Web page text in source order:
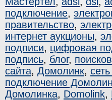
подключение,
правительство,
интернет аукционы,
подписи, цифровая
подпись, блог,
сайта, Домолинк,
подключение
Домолинка, Domolink,